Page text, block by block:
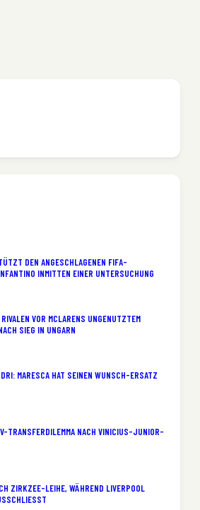
DEN ANGESCHLAGENEN FIFA-
INMITTEN EINER UNTERSUCHUNG
VOR MCLARENS UNGENUTZTEM
SIEG IN UNGARN
MARESCA HAT SEINEN WUNSCH-ERSATZ
TRANSFERDILEMMA NACH VINICIUS-JUNIOR-
ZIRKZEE-LEIHE, WÄHREND LIVERPOOL